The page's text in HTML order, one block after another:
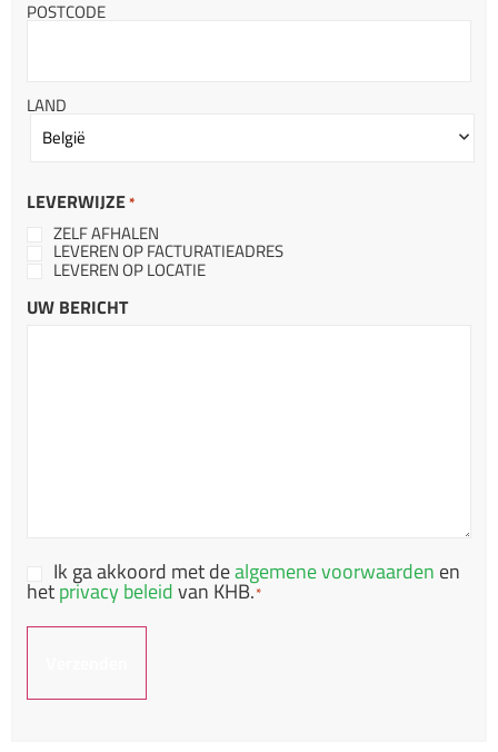
POSTCODE
LAND
LEVERWIJZE*
ZELF AFHALEN
LEVEREN OP FACTURATIEADRES
LEVEREN OP LOCATIE
UW BERICHT
Consent
*
Ik ga akkoord met dealgemene voorwaarden en
hetprivacy beleidvan KHB.*